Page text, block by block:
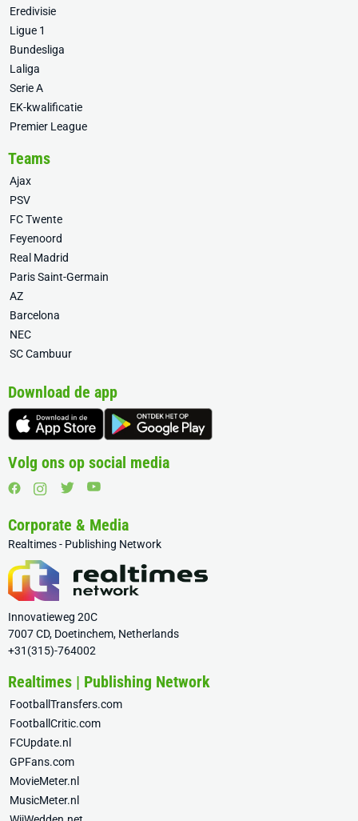
Eredivisie
Ligue 1
Bundesliga
Laliga
Serie A
EK-kwalificatie
Premier League
Teams
Ajax
PSV
FC Twente
Feyenoord
Real Madrid
Paris Saint-Germain
AZ
Barcelona
NEC
SC Cambuur
Download de app
Volg ons op social media
Corporate & Media
Realtimes - Publishing Network
Innovatieweg 20C
7007 CD, Doetinchem, Netherlands
+31(315)-764002
Realtimes | Publishing Network
FootballTransfers.com
FootballCritic.com
FCUpdate.nl
GPFans.com
MovieMeter.nl
MusicMeter.nl